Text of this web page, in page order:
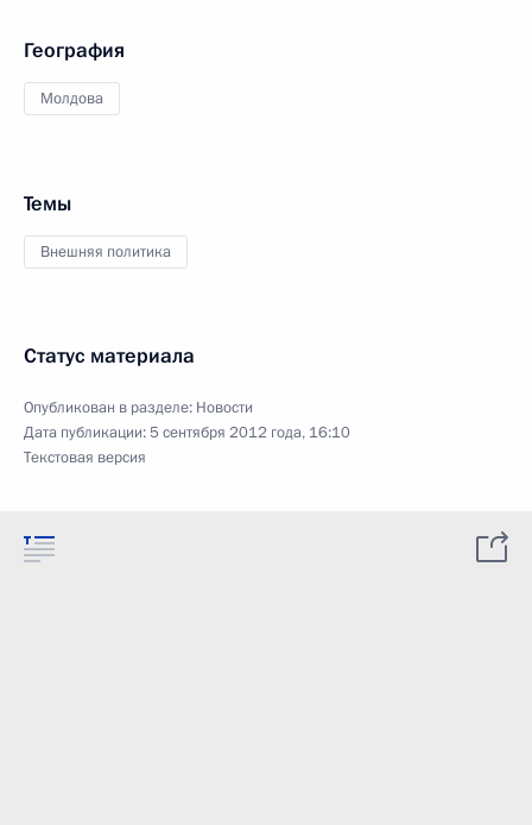
География
Молдова
Темы
Внешняя политика
Статус материала
Опубликован в разделе: Новости
Дата публикации:5 сентября 2012 года, 16:10
Текстовая версия